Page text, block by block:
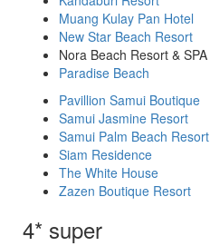
Muang Kulay Pan Hotel
New Star Beach Resort
Nora Beach Resort & SPA
Paradise Beach
Pavillion Samui Boutique
Samui Jasmine Resort
Samui Palm Beach Resort
Siam Residence
The White House
Zazen Boutique Resort
4* super